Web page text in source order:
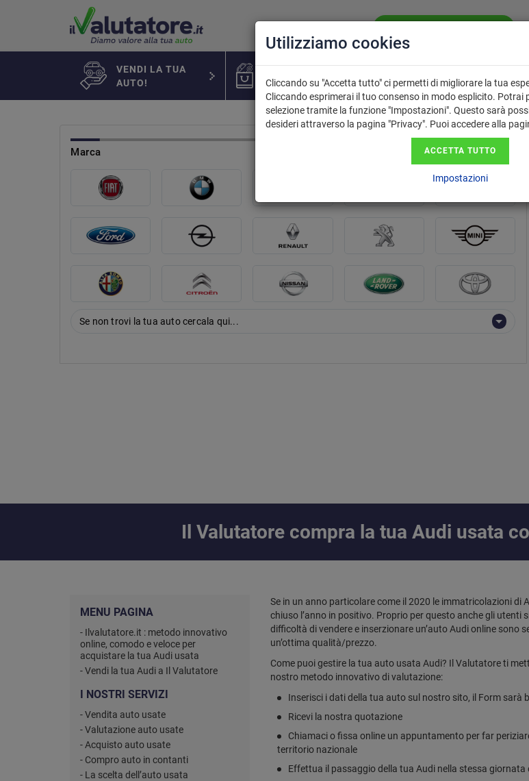
VENDI LA TUA
AUTO!
PERCHÉ USARE
IL VALUTATORE?
marca
Se non trovi la tua auto cercala qui...
Il Valutatore compra la tua Audi usata
MENU PAGINA
- Ilvalutatore.it : metodo innovativo
online, comodo e veloce per
acquistare la tua Audi usata
- Vendi la tua Audi a Il Valutatore
I NOSTRI SERVIZI
- Vendita auto usate
- Valutazione auto usate
- Acquisto auto usate
- Compro auto in contanti
- La scelta dell’auto usata
Se in un anno particolare come il 2020 le immatricolazioni di
chiuso l’anno in positivo. Proprio per questo anche gli utenti
difficoltà di vendere e inserzionare un’auto Audi online sono
un’ottima qualità/prezzo.
Come puoi gestire la tua auto usata Audi? Il Valutatore ti
nostro metodo innovativo di valutazione:
Inserisci i dati della tua auto sul nostro sito, il Form sarà
Ricevi la nostra quotazione
Chiamaci o fissa online un appuntamento per far
territorio nazionale
Effettua il passaggio della tua Audi nella stessa
Utilizziamo cookies
Cliccando su "Accetta tutto" ci permetti di migliorare la tua
Cliccando esprimerai il tuo consenso in modo esplicito. Potrai
selezione tramite la funzione "Impostazioni". Questo sarà
desideri attraverso la pagina "Privacy". Puoi accedere alla
ACCETTA TUTTO
Impostazioni